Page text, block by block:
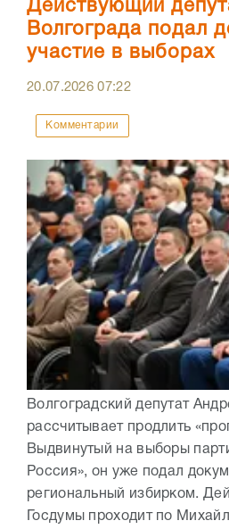
Действующий
Волгограда подал
участие в выборах
20.07.202607:22
Комментарии
Волгоградский депутат
рассчитывает продлить
Выдвинутый на выборы
Россия», он уже подал
региональный избирком.
Госдумы проходит по